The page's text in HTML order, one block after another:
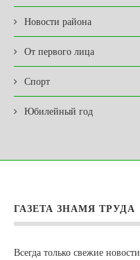
Новости района
От первого лица
Спорт
Юбилейный год
ГАЗЕТА ЗНАМЯ ТРУДА
Всегда только свежие новости